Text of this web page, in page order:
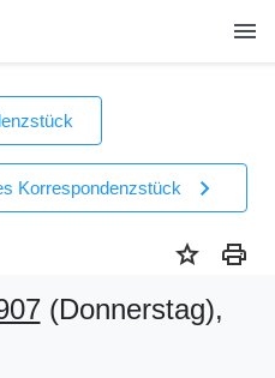
menu
Korrespondenzstück chevron_right
star print
(Donnerstag),